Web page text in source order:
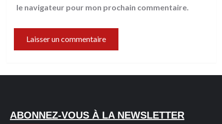
le navigateur pour mon prochain commentaire.
ABONNEZ-VOUS À LA NEWSLETTER